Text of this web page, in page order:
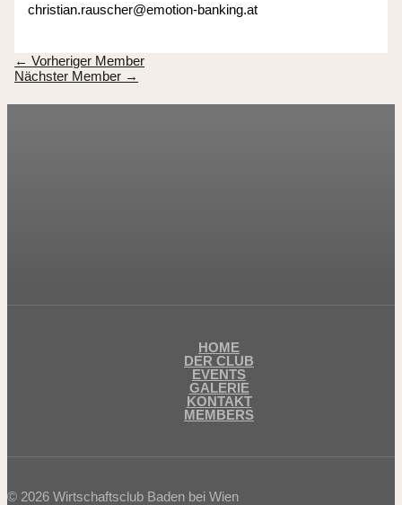
christian.rauscher@emotion-banking.at
← Vorheriger Member
Nächster Member →
HOME
DER CLUB
EVENTS
GALERIE
KONTAKT
MEMBERS
© 2026 Wirtschaftsclub Baden bei Wien